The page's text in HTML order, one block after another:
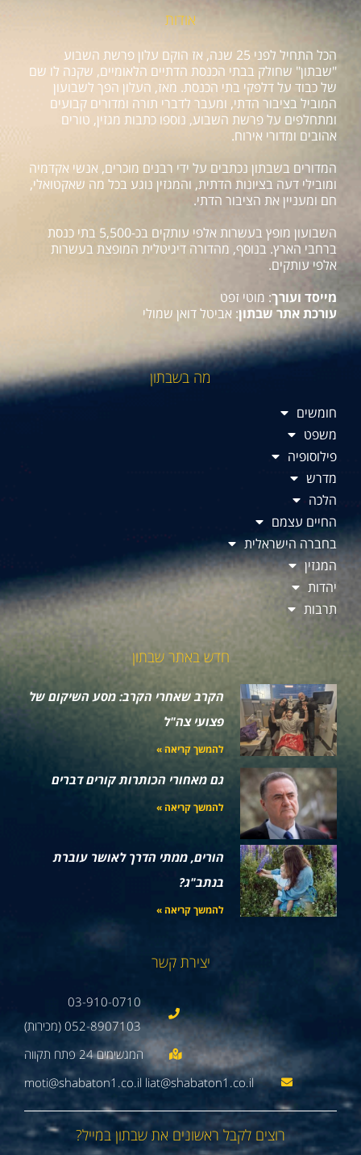
אודות
הכל התחיל לפני 25 שנה, אז הוקם עלון פרשת השבוע
"שבתון" שחולק בבתי הכנסת הדתיים הלאומיים, שקנה לו שם
של כבוד על דלפקי בתי הכנסת. מאז, העלון הפך לשבועון
המוביל בציבור הדתי, ומעבר לדברי תורה ומדורים קבועים
ומתחלפים על פרשת השבוע, נוספו כתבות מגזין, טורים
אהובים ומדורי אירוח.
המדורים בשבתון נכתבים על ידי רבנים מוכרים, אנשי אקדמיה
ומובילי דעה בציונות הדתית, והמגזין נוגע בכל מה שאקטואלי,
חם ומעניין את הציבור הדתי.
השבועון מופץ בעשרות אלפי עותקים בכ-5,500 בתי כנסת
ברחבי הארץ. בנוסף, מהדורה דיגיטלית המופצת בעשרות
אלפי עותקים.
מייסד ועורך: מוטי זפט
עורכת אתר שבתון: אביטל דואן שמולי
מה בשבתון
חומשים
משפט
פילוסופיה
מדרש
הלכה
החיים עצמם
בחברה הישראלית
המגזין
יהדות
תרבות
חדש באתר שבתון
הקרב שאחרי הקרב: מסע השיקום של
פצועי צה"ל
להמשך קריאה »
גם מאחורי הכותרות קורים דברים
להמשך קריאה »
הורים, ממתי הדרך לאושר עוברת
בנתב"ג?
להמשך קריאה »
יצירת קשר
03-910-0710
052-8907103 (מכירות)
moti@shabaton1.co.il liat@shabaton1.co.il
רוצים לקבל ראשונים את שבתון במייל?